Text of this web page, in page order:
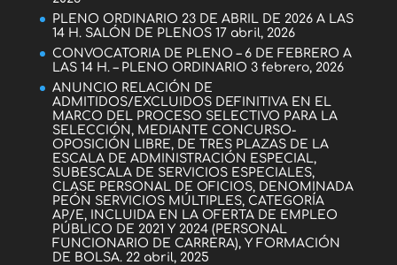
PLENO ORDINARIO 23 DE ABRIL DE 2026 A LAS
14 H. SALÓN DE PLENOS 17 abril, 2026
CONVOCATORIA DE PLENO – 6 DE FEBRERO A
LAS 14 H. – PLENO ORDINARIO 3 febrero, 2026
ANUNCIO RELACIÓN DE
ADMITIDOS/EXCLUIDOS DEFINITIVA EN EL
MARCO DEL PROCESO SELECTIVO PARA LA
SELECCIÓN, MEDIANTE CONCURSO-
OPOSICIÓN LIBRE, DE TRES PLAZAS DE LA
ESCALA DE ADMINISTRACIÓN ESPECIAL,
SUBESCALA DE SERVICIOS ESPECIALES,
CLASE PERSONAL DE OFICIOS, DENOMINADA
PEÓN SERVICIOS MÚLTIPLES, CATEGORÍA
AP/E, INCLUIDA EN LA OFERTA DE EMPLEO
PÚBLICO DE 2021 Y 2024 (PERSONAL
FUNCIONARIO DE CARRERA), Y FORMACIÓN
DE BOLSA. 22 abril, 2025